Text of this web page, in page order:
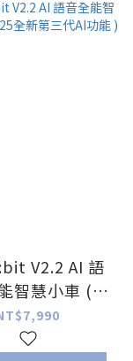
V2.2 AI 語
智慧小車 (
新第三代AI功
能 )